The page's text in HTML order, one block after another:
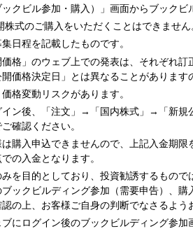
クビル参加・購入）」画面からブックビ
式のご購入をいただくことはできません
日程を記載したものです。
価格」のウェブ上での発表は、それぞれ
価格決定日」とは異なることがあります
格変動リスクがあります。
ン後、「注文」→「国内株式」→「新規
確認ください。
購入申込できませんので、上記入金期
の入金となります。
を目的としており、投資勧誘するもの
ックビルディング参加（需要申告）、
の上、お客様ご自身の判断でなさるよう
にログイン後のブックビルディング参